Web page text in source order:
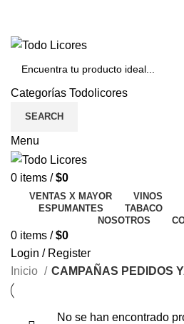
Categorías Todolicores
SEARCH
Menu
0 items / $0
VENTAS X MAYOR VINOS
ESPUMANTES
TABACO
NOSOTROS
0 items / $0
Login / Register
Inicio
CAMPAÑAS PEDIDOS
No se han encontrado